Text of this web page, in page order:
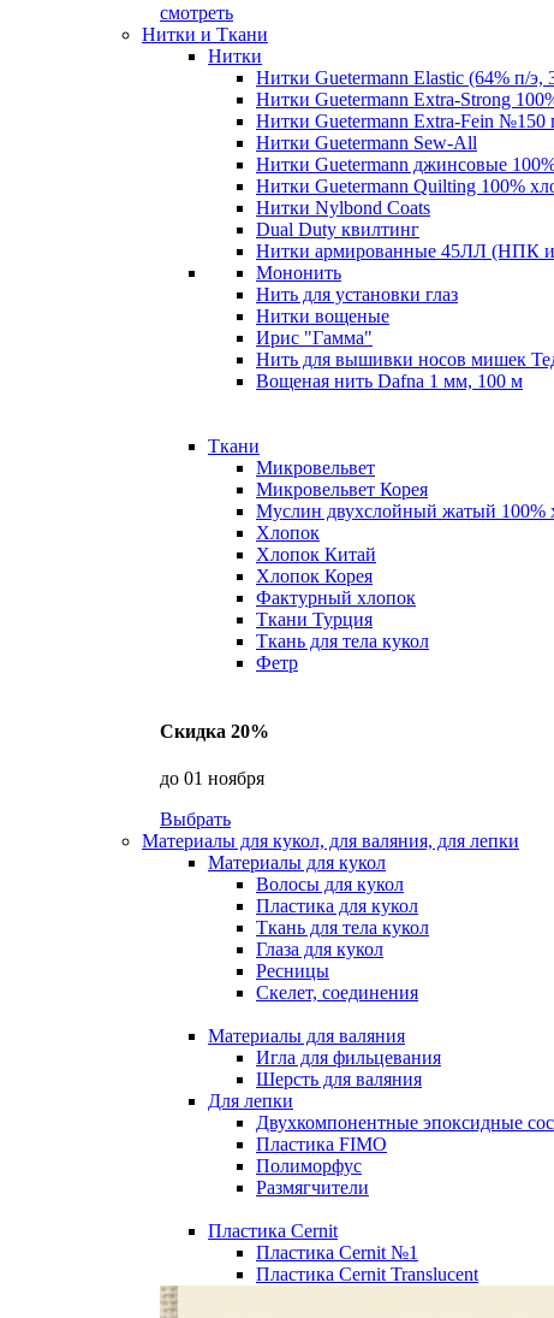
смотреть
Нитки и Ткани
Нитки
Нитки Guetermann Elastic (64% п/э,
Нитки Guetermann Extra-Strong
Нитки Guetermann Extra-Fein №150
Нитки Guetermann Sew-All
Нитки Guetermann джинсовые
Нитки Guetermann Quilting 100%
Нитки Nylbond Coats
Dual Duty квилтинг
Нитки армированные 45ЛЛ (НПК
Мононить
Нить для установки глаз
Нитки вощеные
Ирис "Гамма"
Нить для вышивки носов мишек
Вощеная нить Dafna 1 мм, 100 м
Ткани
Микровельвет
Микровельвет Корея
Муслин двухслойный жатый 100%
Хлопок
Хлопок Китай
Хлопок Корея
Фактурный хлопок
Ткани Турция
Ткань для тела кукол
Фетр
Скидка 20%
до 01 ноября
Выбрать
Материалы для кукол, для валяния, для лепки
Материалы для кукол
Волосы для кукол
Пластика для кукол
Ткань для тела кукол
Глаза для кукол
Ресницы
Скелет, соединения
Материалы для валяния
Игла для фильцевания
Шерсть для валяния
Для лепки
Двухкомпонентные эпоксидные
Пластика FIMO
Полиморфус
Размягчители
Пластика Cernit
Пластика Cernit №1
Пластика Cernit Translucent